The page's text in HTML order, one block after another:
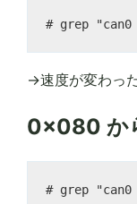
→速度が変わっ
0x080 か